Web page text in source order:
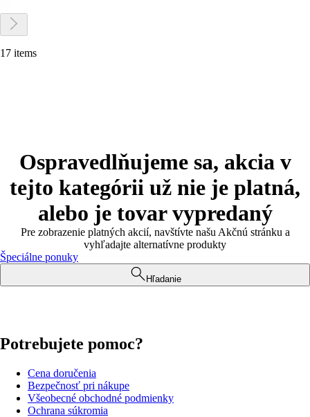
17 items
Ospravedlňujeme sa, akcia v
tejto kategórii už nie je platná,
alebo je tovar vypredaný
Pre zobrazenie platných akcií, navštívte našu Akčnú stránku a
vyhľadajte alternatívne produkty
Špeciálne ponuky
Hľadanie
Potrebujete pomoc?
Cena doručenia
Bezpečnosť pri nákupe
Všeobecné obchodné podmienky
Ochrana súkromia